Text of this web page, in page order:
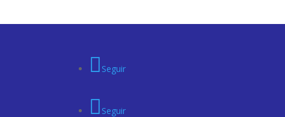
Seguir
Seguir